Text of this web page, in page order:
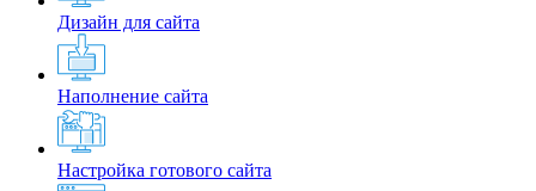
Дизайн для сайта
Наполнение сайта
Настройка готового сайта